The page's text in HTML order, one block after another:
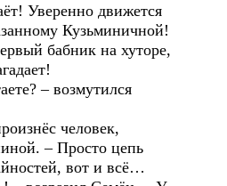
Уверенно движется
Кузьминичной!
бабник на хуторе,
– возмутился
человек,
– Просто цепь
вот и всё…